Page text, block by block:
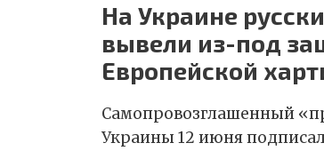
На Украине
вывели из-под
Европейской
Самопровозглашенный
Украины 12 июня